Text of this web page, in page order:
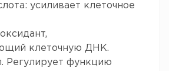
усиливает клеточное
клеточную ДНК.
Регулирует функцию